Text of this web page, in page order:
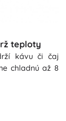
teploty
kávu či čaj
chladnú až 8